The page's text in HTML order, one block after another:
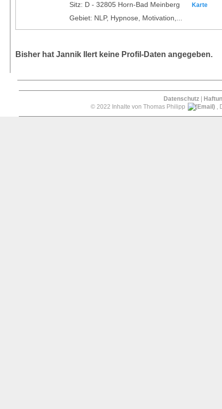
Sitz: D - 32805 Horn-Bad Meinberg
Karte
Gebiet: NLP, Hypnose, Motivation,...
Bisher hat Jannik Ilert keine Profil-Daten angegeben.
Datenschutz |
© 2022 Inhalte von Thomas Philipp
,